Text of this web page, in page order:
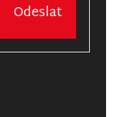
Odeslat